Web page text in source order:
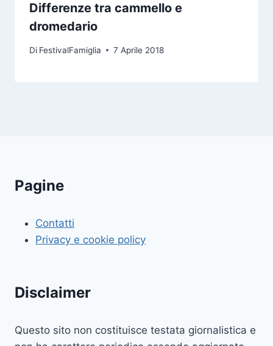
Differenze tra cammello e
dromedario
Di FestivalFamiglia 7 Aprile 2018
Pagine
Contatti
Privacy e cookie policy
Disclaimer
Questo sito non costituisce testata giornalistica e